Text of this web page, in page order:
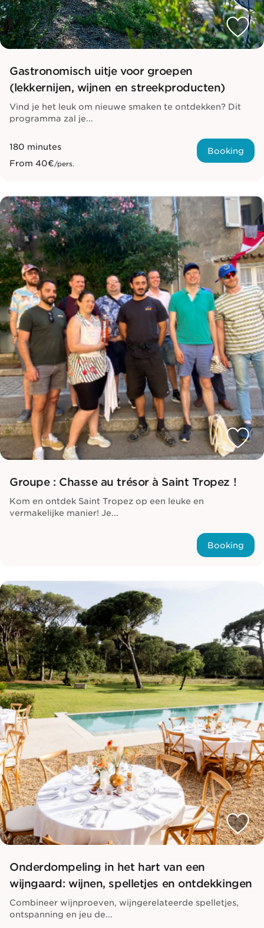
Gastronomisch uitje voor groepen
(lekkernijen, wijnen en streekproducten)
Vind je het leuk om nieuwe smaken te ontdekken? Dit
programma zal je...
180 minutes
From 40€/pers.
Booking
Groupe : Chasse au trésor à Saint Tropez !
Kom en ontdek Saint Tropez op een leuke en
vermakelijke manier! Je...
Booking
Onderdompeling in het hart van een
wijngaard: wijnen, spelletjes en ontdekkingen
Combineer wijnproeven, wijngerelateerde spelletjes,
ontspanning en jeu de...